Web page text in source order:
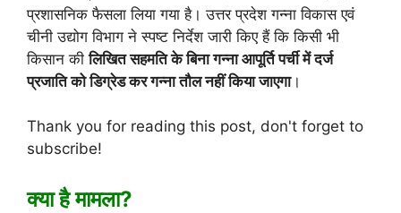
प्रशासनिक फैसला लिया गया है।उत्तर प्रदेश गन्ना विकास एवं
चीनी उद्योग विभाग ने स्पष्ट निर्देश जारी किए हैं कि किसी भी
किसान कीलिखित सहमति के बिना गन्ना आपूर्ति पर्ची में दर्ज
प्रजाति को डिग्रेड कर गन्ना तौल नहीं किया जाएगा।
Thank you for reading this post, don't forget to
subscribe!
क्या है मामला?